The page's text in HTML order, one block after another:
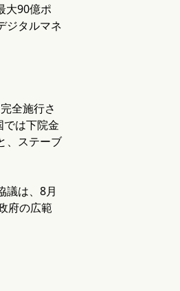
大90億ポ
ジタルマネ
全施行さ
は下院金
、ステーブ
議は、8月
府の広範